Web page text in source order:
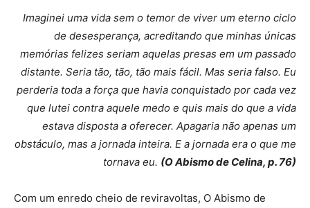
Imaginei uma vida sem o temor de viver um eterno ciclo
de desesperança, acreditando que minhas únicas
memórias felizes seriam aquelas presas em um passado
distante. Seria tão, tão, tão mais fácil. Mas seria falso. Eu
perderia toda a força que havia conquistado por cada vez
que lutei contra aquele medo e quis mais do que a vida
estava disposta a oferecer. Apagaria não apenas um
obstáculo, mas a jornada inteira. E a jornada era o que me
tornava eu. (O Abismo de Celina, p. 76)
Com um enredo cheio de reviravoltas, O Abismo de